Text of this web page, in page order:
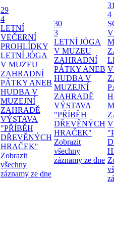
29
4
LETNÍ
VEČERNÍ
PROHLÍDKY
LETNÍ JÓGA
V MUZEU
ZAHRADNÍ
PÁTKY ANEB
HUDBA V
MUZEJNÍ
ZAHRADĚ
VÝSTAVA
"PŘÍBĚH
DŘEVĚNÝCH
HRAČEK"
Zobrazit
všechny
záznamy ze dne
30
3
LETNÍ JÓGA
V MUZEU
ZAHRADNÍ
PÁTKY ANEB
HUDBA V
MUZEJNÍ
ZAHRADĚ
VÝSTAVA
"PŘÍBĚH
DŘEVĚNÝCH
HRAČEK"
Zobrazit
všechny
záznamy ze dne
4